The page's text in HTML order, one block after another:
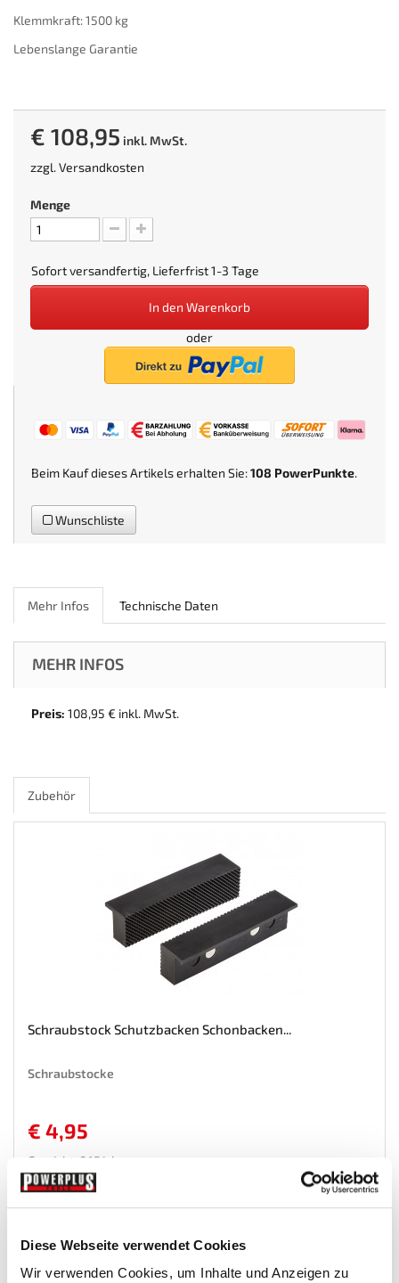
Diese Webseite verwendet Cookies
Wir verwenden Cookies, um Inhalte und Anzeigen zu
Klemmkraft: 1500 kg
Lebenslange Garantie
€ 108,95 inkl. MwSt.
zzgl.Versandkosten
Menge
Sofort versandfertig, Lieferfrist 1-3 Tage
In den Warenkorb
oder
Beim Kauf dieses Artikels erhalten Sie:108 PowerPunkte.
Wunschliste
Mehr Infos Technische Daten
MEHR INFOS
Preis: 108,95 € inkl. MwSt.
Zubehör
Schraubstock Schutzbacken Schonbacken...
Schraubstocke
€ 4,95
Gewicht: 0.154 kg
Inkl. MwSt. zzgl.
Wunschliste